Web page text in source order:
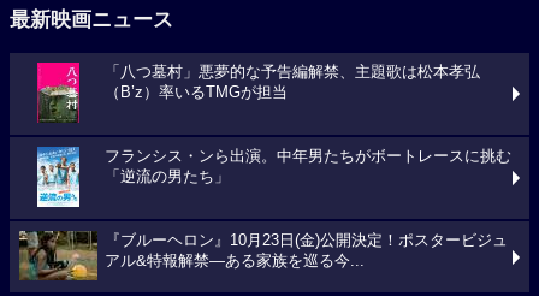
最新映画ニュース
「八つ墓村」悪夢的な予告編解禁、主題歌は松本孝弘
（B’z）率いるTMGが担当
フランシス・ンら出演。中年男たちがボートレースに挑む
「逆流の男たち」
『ブルーヘロン』10月23日(金)公開決定！ポスタービジュ
アル&特報解禁―ある家族を巡る今...